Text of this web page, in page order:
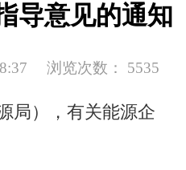
导意见的通知
浏览次数： 5535
局），有关能源企